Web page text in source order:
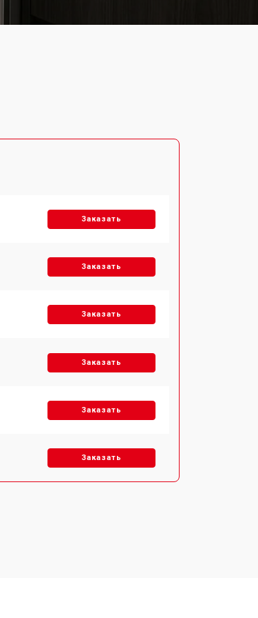
Заказать
Заказать
Заказать
Заказать
Заказать
Заказать